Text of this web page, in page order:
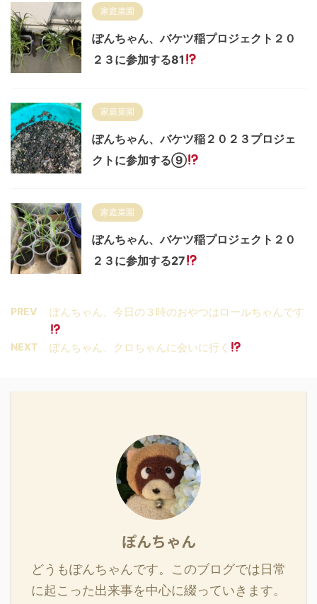
家庭菜園
ぽんちゃん、バケツ稲プロジェクト２０
２３に参加する81
家庭菜園
ぽんちゃん、バケツ稲２０２３プロジェ
クトに参加する⑨
家庭菜園
ぽんちゃん、バケツ稲プロジェクト２０
２３に参加する27
PREV ぽんちゃん、今日の３時のおやつはロールちゃんです
NEXT ぽんちゃん、クロちゃんに会いに行く
ぽんちゃん
どうもぽんちゃんです。このブログでは日常
に起こった出来事を中心に綴っていきます。